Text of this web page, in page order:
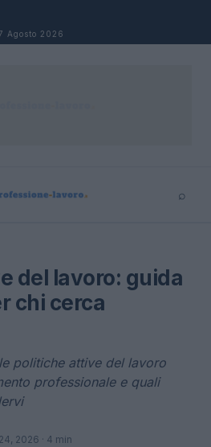
Agosto 2026
⌕
del lavoro: guida
chi cerca
politiche attive del lavoro
professionale e quali
2026 · 4 min